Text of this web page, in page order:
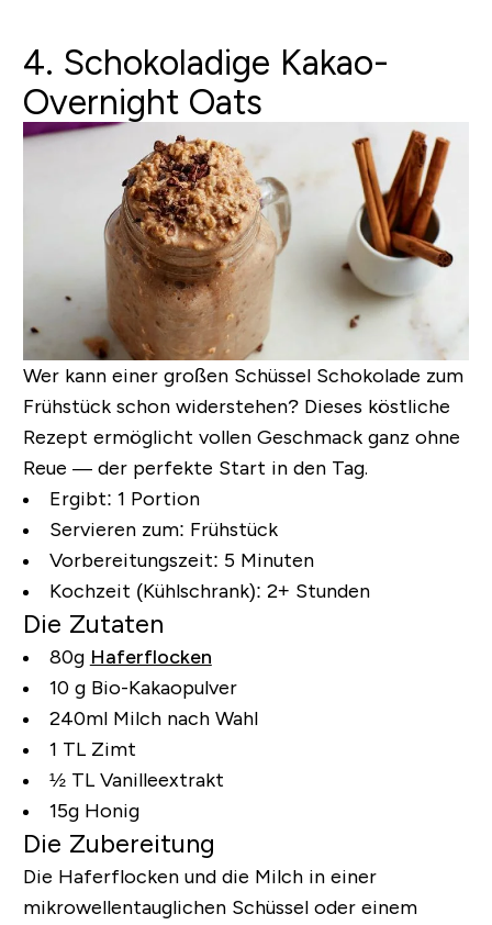
4. Schokoladige Kakao-
Overnight Oats
Wer kann einer großen Schüssel Schokolade zum
Frühstück schon widerstehen? Dieses köstliche
Rezept ermöglicht vollen Geschmack ganz ohne
Reue — der perfekte Start in den Tag.
Ergibt: 1 Portion
Servieren zum: Frühstück
Vorbereitungszeit: 5 Minuten
Kochzeit (Kühlschrank): 2+ Stunden
Die Zutaten
80g Haferflocken
10 g Bio-Kakaopulver
240ml Milch nach Wahl
1 TL Zimt
½ TL Vanilleextrakt
15g Honig
Die Zubereitung
Die Haferflocken und die Milch in einer
mikrowellentauglichen Schüssel oder einem